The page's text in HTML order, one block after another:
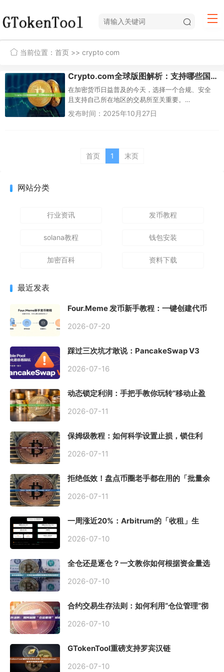
当前位置： 首页 >> crypto com
Crypto.com全球版图解析：支持哪些国家与地区？
在加密货币日益普及的今天，选择一个合规、安全
且支持自己所在地区的交易所至关重要。
Crypto.com作为全球领先的加密货币平台，以其强
发布时间：2025年10月27日
首页 1 末页
网站分类
行业资讯 发币教程
solana教程 钱包安装
加密百科 资料下载
最近发表
Four.Meme 发币新手教程：一键创建代币
2026-07-20
踩过三次坑才敢说：PancakeSwap V3
初始化
2026-07-16
动态锁定利润：手把手教你玩转“移动止盈
2026-07-11
保姆级教程：如何科学设置止损，锁住利
2026-07-11
拒绝低效！盘点币圈老手都在用的「批量余
2026-07-11
一周涨近20%：Arbitrum的「收租」生
2026-07-10
全仓还是逐仓？一文教你如何根据资金量选
2026-07-10
合约交易生存法则：如何利用“仓位管理”彻
2026-07-10
GTokenTool重磅支持罗宾汉链
2026-07-10